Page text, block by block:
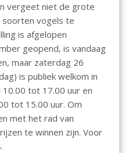
vergeet niet de grote
vogels te
is afgelopen
geopend, is vandaag
maar zaterdag 26
is publiek welkom in
tot 17.00 uur en
tot 15.00 uur. Om
met het rad van
te winnen zijn. Voor